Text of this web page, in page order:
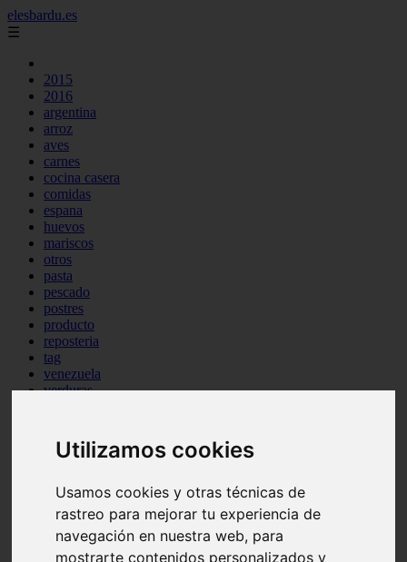
Utilizamos cookies
Usamos cookies y otras técnicas de
rastreo para mejorar tu experiencia de
navegación en nuestra web, para
mostrarte contenidos personalizados y
elesbardu.es
☰
2015
2016
argentina
arroz
aves
carnes
cocina casera
comidas
espana
huevos
mariscos
otros
pasta
pescado
postres
producto
reposteria
tag
venezuela
verduras
Teruel - sarrión
Cádiz - algodonales
Madrid - madrid
Asturias - oviedo
Cádiz - el-puerto-de-santa-maría
Asturias - aller